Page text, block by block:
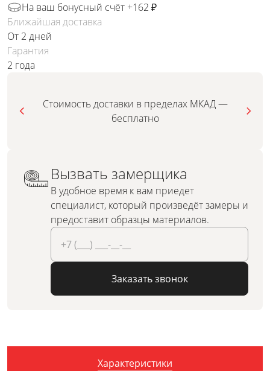
На ваш бонусный счёт +162 ₽
Ближайшая доставка
От 2 дней
Гарантия
2 года
Стоимость доставки в пределах МКАД —
бесплатно
Вызвать замерщика
В удобное время к вам приедет
специалист, который произведёт замеры и
предоставит образцы материалов.
Заказать звонок
Характеристики